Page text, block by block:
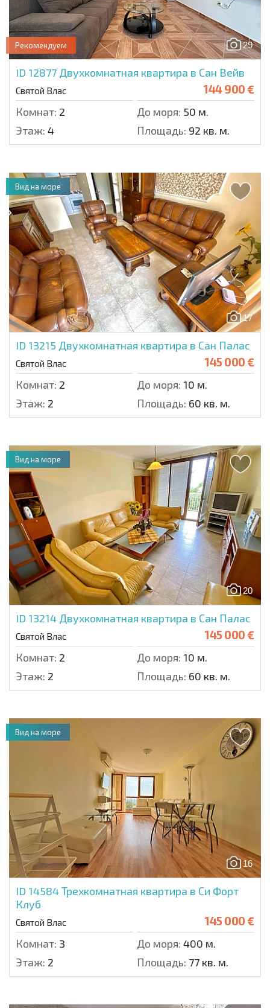
29
Рекомендуем
ID 12877 Двухкомнатная квартира в Сан Вейв
Святой Влас 144 900 €
Комнат: 2 До моря: 50 м.
Этаж: 4 Площадь: 92 кв. м.
17
ID 13215 Двухкомнатная квартира в Сан Палас
Святой Влас 145 000 €
Комнат: 2 До моря: 10 м.
Этаж: 2 Площадь: 60 кв. м.
Вид на море
20
ID 13214 Двухкомнатная квартира в Сан Палас
Святой Влас 145 000 €
Комнат: 2 До моря: 10 м.
Этаж: 2 Площадь: 60 кв. м.
Вид на море
16
ID 14584Трехкомнатная квартира в Си Форт
Клуб
Святой Влас 145 000 €
Комнат: 3 До моря: 400 м.
Этаж: 2 Площадь: 77 кв. м.
Вид на море